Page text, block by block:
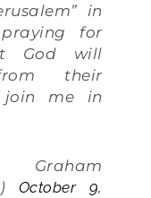
in
for
God will
their
join me in
October 9,